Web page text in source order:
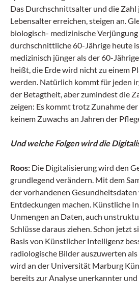
Das Durchschnittsalter und die Zahl
Lebensalter erreichen, steigen an.
biologisch- medizinische
durchschnittliche 60-Jährige heute
medizinisch jünger als der 60-
heißt, die Erde wird nicht zu einem
werden. Natürlich kommt für jeden
der Betagtheit, aber zumindest die
zeigen: Es kommt trotz Zunahme
keinem Zuwachs an Jahren der
Und welche Folgen wird die
Roos: Die Digitalisierung wird den
grundlegend verändern. Mit dem
der vorhandenen
Entdeckungen machen. Künstliche
Unmengen an Daten, auch
Schlüsse daraus ziehen. Schon jetzt
Basis von Künstlicher Intelligenz
radiologische Bilder auszuwerten
wird an der Universität Marburg
bereits zur Analyse unerkannter